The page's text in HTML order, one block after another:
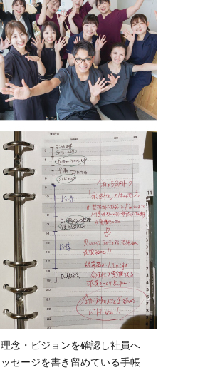
念・ビジョンを確認し社員へ
セージを書き留めている手帳